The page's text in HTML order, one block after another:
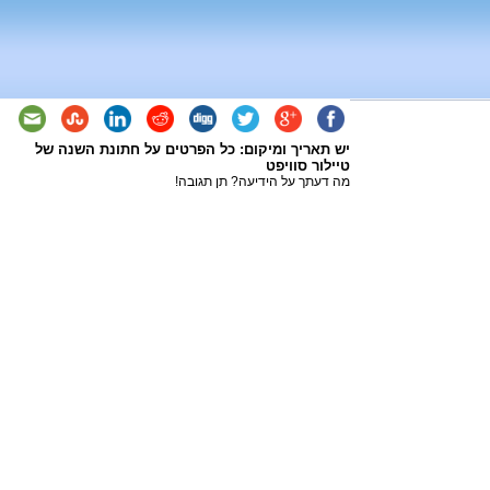
יש תאריך ומיקום: כל הפרטים על חתונת השנה של
טיילור סוויפט
מה דעתך על הידיעה? תן תגובה!